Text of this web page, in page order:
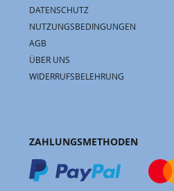
DATENSCHUTZ
NUTZUNGSBEDINGUNGEN
AGB
ÜBER UNS
WIDERRUFSBELEHRUNG
ZAHLUNGSMETHODEN